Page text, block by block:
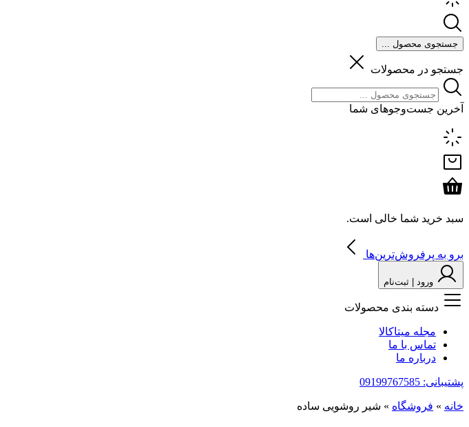
جستجوی محصول ...
جستجو در محصولات
آخرین جست‌وجوهای شما
سبد خرید شما خالی است.
برو به پرفروش‌ترین‌ها
ورود | ثبت‌نام
دسته بندی محصولات
مجله میتاکالا
تماس با ما
درباره ما
پشتیبانی: 09199767585
خانه » فروشگاه » شیر روشویی ساده